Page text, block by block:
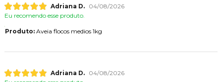
Adriana D.
04/08/2026
Eu recomendo esse produto.
Produto:Aveia flocos medios 1kg
Adriana D.
04/08/2026